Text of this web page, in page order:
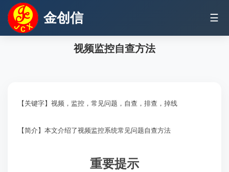
金创信 ☰
视频监控自查方法
【关键字】视频，监控，常见问题，自查，排查，掉线
【简介】本文介绍了视频监控系统常见问题自查方法
重要提示